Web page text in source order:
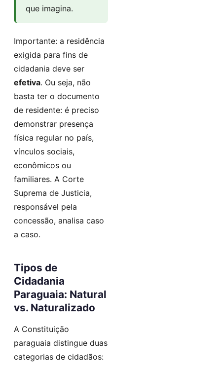
que imagina.
Importante: a residência
exigida para fins de
cidadania deve ser
efetiva. Ou seja, não
basta ter o documento
de residente: é preciso
demonstrar presença
física regular no país,
vínculos sociais,
econômicos ou
familiares. A Corte
Suprema de Justicia,
responsável pela
concessão, analisa caso
a caso.
Tipos de
Cidadania
Paraguaia: Natural
vs. Naturalizado
A Constituição
paraguaia distingue duas
categorias de cidadãos: